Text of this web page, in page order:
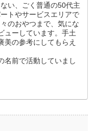
い、ごく普通の50代主
トやサービスエリアで
のおやつまで、気にな
ューしています。手土
美の参考にしてもらえ
名前で活動していまし